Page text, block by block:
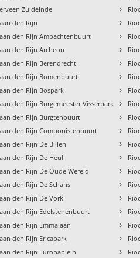
Zuideinde
den Rijn
den Rijn Ambachtenbuurt
den Rijn Archeon
den Rijn Berendrecht
den Rijn Bomenbuurt
den Rijn Bospark
den Rijn Burgemeester Visserpark
den Rijn Burgtenbuurt
den Rijn Componistenbuurt
den Rijn De Bijlen
den Rijn De Heul
den Rijn De Oude Wereld
den Rijn De Schans
den Rijn De Vork
den Rijn Edelstenenbuurt
den Rijn Emmalaan
den Rijn Ericapark
den Rijn Europaplein
›
›
›
›
›
›
›
›
›
›
›
›
›
›
›
›
›
›
›